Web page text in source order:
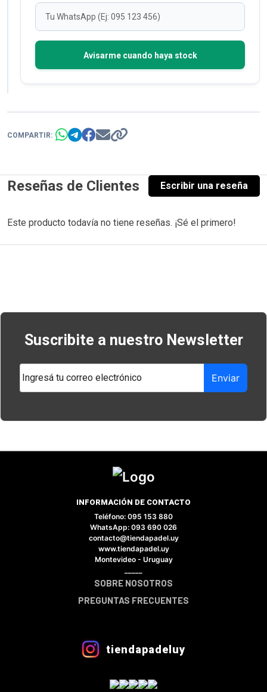
Avisarme cuando haya stock
COMPARTIR:
Reseñas de Clientes Escribir una reseña
Este producto todavía no tiene reseñas. ¡Sé el primero!
de
Suscribite a nuestro Newsletter
Enviar
INFORMACIÓN DE CONTACTO
Teléfono: 095 153 880
WhatsApp: 093 690 026
contacto@tiendapadel.uy
www.tiendapadel.uy
Montevideo - Uruguay
SOBRE NOSOTROS
PREGUNTAS FRECUENTES
tiendapadeluy
Tu carrito está vacío.
VER CATÁLOGO COMPLETO